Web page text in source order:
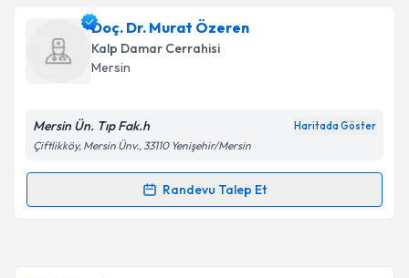
Takvim Talebini Gönder
Uzm. Dr. Filiz Adımiçin randevu takvimi talebi
oluşturun. Size bu uzmandan randevu almanız için bir
takvim hazırlandığında e-posta ile bilgilendireceğiz.
Kişisel verilerimin işlenmesine ilişkin
Metni'ni okudum ve kişisel verilerimin belirtilen
Doç. Dr. Murat Özeren
Kalp Damar Cerrahisi
Mersin
Mersin Ün. Tıp Fak.h Haritada Göster
Çiftlikköy, Mersin Ünv., 33110 Yenişehir/Mersin
Randevu Talep Et
Randevu Takvimi Talebi